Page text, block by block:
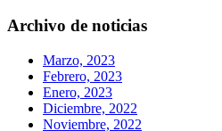
Archivo de noticias
Marzo, 2023
Febrero, 2023
Enero, 2023
Diciembre, 2022
Noviembre, 2022